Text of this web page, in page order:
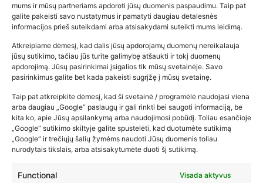
mums ir mūsų partneriams apdoroti jūsų duomenis paspaudimu. Taip pat
galite pakeisti savo nustatymus ir pamatyti daugiau detalesnės
informacijos prieš suteikdami arba atsisakydami suteikti mums leidimą.
Atkreipiame dėmesį, kad dalis jūsų apdorojamų duomenų nereikalauja
jūsų sutikimo, tačiau jūs turite galimybę atšaukti ir tokį duomenų
apdorojimą. Jūsų pasirinkimai įsigalios tik mūsų svetainėje. Savo
pasirinkimus galite bet kada pakeisti sugrįžę į mūsų svetainę.
Taip pat atkreipkite dėmesį, kad ši svetainė / programėlė naudojasi viena
arba daugiau „Google“ paslaugų ir gali rinkti bei saugoti informaciją, be
kita ko, apie Jūsų apsilankymą arba naudojimosi pobūdį. Toliau esančioje
„Google“ sutikimo skiltyje galite spustelėti, kad duotumėte sutikimą
„Google“ ir trečiųjų šalių žymėms naudoti Jūsų duomenis toliau
nurodytais tikslais, arba atsisakytumėte duoti šį sutikimą.
Functional Visada aktyvus
Populiariausios parduotuvės
kūdikių tyrelės –…
2026-02-22